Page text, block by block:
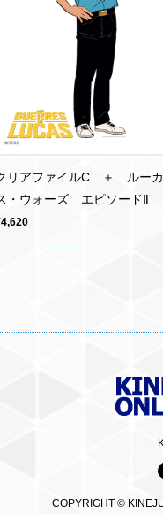
リアファイルC ＋ ルーカ
・ウォーズ エピソードⅡ
COPYRIGHT ©